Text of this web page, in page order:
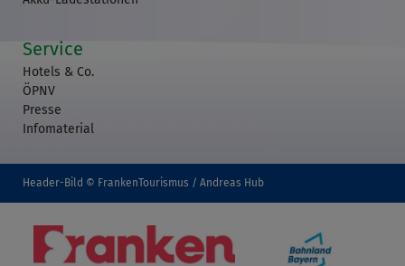
Service
Hotels & Co.
ÖPNV
Presse
Infomaterial
Header-Bild © FrankenTourismus / Andreas Hub